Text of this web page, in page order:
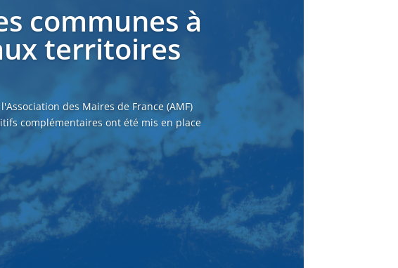
communes à
territoires
des Maires de France (AMF)
complémentaires ont été mis en place